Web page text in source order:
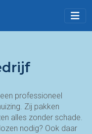
professioneel
Zij pakken
alles zonder schade.
nodig? Ook daar